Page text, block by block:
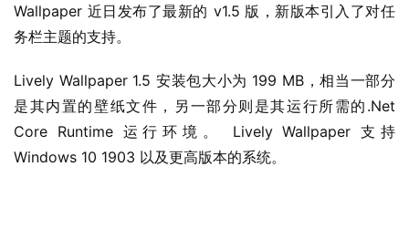
Wallpaper 近日发布了最新的 v1.5 版，新版本引入了对任
务栏主题的支持。
Lively Wallpaper 1.5 安装包大小为 199 MB，相当一部分
是其内置的壁纸文件，另一部分则是其运行所需的.Net
Core Runtime 运行环境。 Lively Wallpaper 支持
Windows 10 1903 以及更高版本的系统。